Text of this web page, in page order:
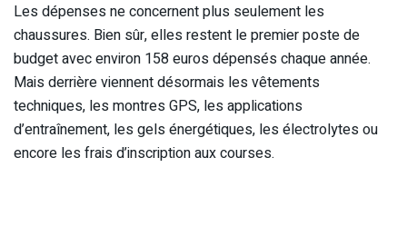
Les dépenses ne concernent plus seulement les
chaussures. Bien sûr, elles restent le premier poste de
budget avec environ 158 euros dépensés chaque année.
Mais derrière viennent désormais les vêtements
techniques, les montres GPS, les applications
d’entraînement, les gels énergétiques, les électrolytes ou
encore les frais d’inscription aux courses.